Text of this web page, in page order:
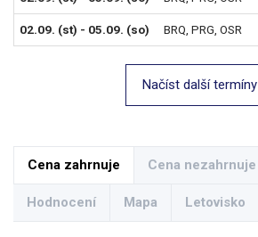
02.09. (st) - 05.09. (so) BRQ PRG OSR
Načíst další termíny
Cena zahrnuje Cena nezahrnuje
Hodnocení Mapa Letovisko